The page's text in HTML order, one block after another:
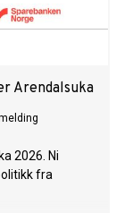
Arendalsuka
2026. Ni
fra